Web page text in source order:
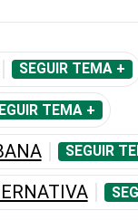
SEGUIR TEMA +
TEMA +
SEGUIR